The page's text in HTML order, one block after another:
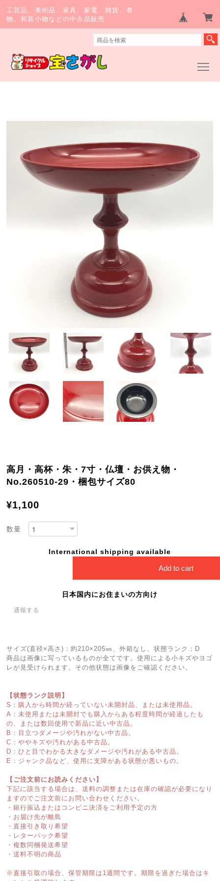
工芸品、美術品、家具、家電、雑貨、着
物、和装小物などの中古品販売
高月・高杯・朱・7寸・仏壇・お供え物・
No.260510-29・梱包サイズ80
¥1,100
数量
International shipping available
Add to cart
日本国内にお住まいの方向け
通報する
サイズ(直径×高さ)：約210×205㎜、外箱なし、状態ランク：D
商品は画像に写っているものが全てです。使用による小キズやヨゴ
レが見受けられます。その他状態は画像をご確認ください。
【状態ランク説明】
S：購入から時間が経っていない未開封品、または未使用品。
A：未使用または未開封でも購入からある程度時間が経過したも
の、または数回使用で新品に近い中古品。
B：目立つダメージや汚れがない中古品。
C：ややキズや汚れがある中古品。
D：ひと目でわかる大きなダメージや汚れがある中古品。
E：ジャンク品など、使用に支障がある状態が悪いもの。
【ご注文前にお読みください】
下記に該当する場合は、送料の調整または在庫の確認が必要になり
ますのでご注文前にお問い合わせください。
・銀行振込またはコンビニ決済をご利用予定の方
・お届け先が離島
・直接引き取り希望
・レターパック希望
・複数同梱発送希望
・送料不明の商品
※直接引取の場合、保管期限は1週間です。期限を過ぎた場合はキ